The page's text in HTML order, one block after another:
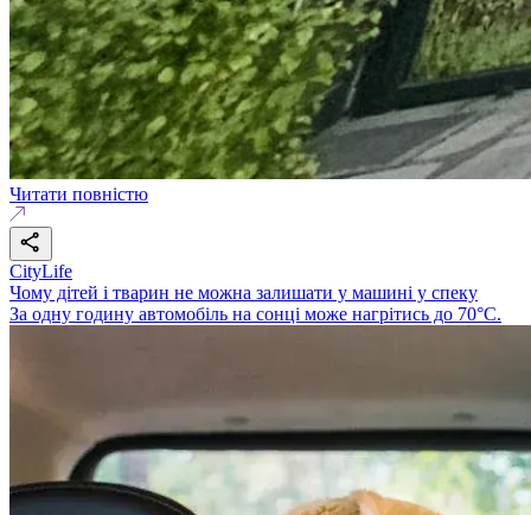
Читати повністю
CityLife
Чому дітей і тварин не можна залишати у машині у спеку
За одну годину автомобіль на сонці може нагрітись до 70°C.